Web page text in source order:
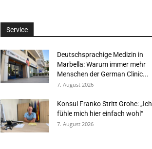
Service
Deutschsprachige Medizin in
Marbella: Warum immer mehr
Menschen der German Clinic...
7. August 2026
Konsul Franko Stritt Grohe: „Ich
fühle mich hier einfach wohl“
7. August 2026